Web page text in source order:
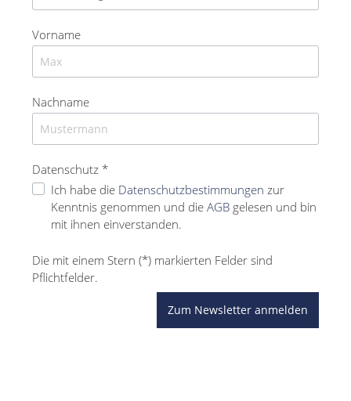
Vorname
Nachname
Datenschutz *
Ich habe die Datenschutzbestimmungen zur
Kenntnis genommen und die AGB gelesen und bin
mit ihnen einverstanden.
Die mit einem Stern (*) markierten Felder sind
Pflichtfelder.
Zum Newsletter anmelden